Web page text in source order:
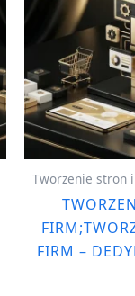
Tworzenie stron
FIRM –